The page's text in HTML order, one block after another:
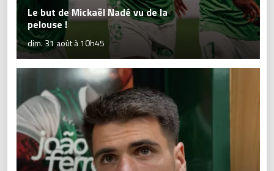
Le but de Mickaël Nadé vu de la
pelouse !
dim. 31 août à 10h45